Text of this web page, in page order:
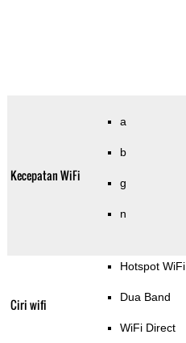
Kecepatan WiFi
a
b
g
n
Ciri wifi
Hotspot WiFi
Dua Band
WiFi Direct